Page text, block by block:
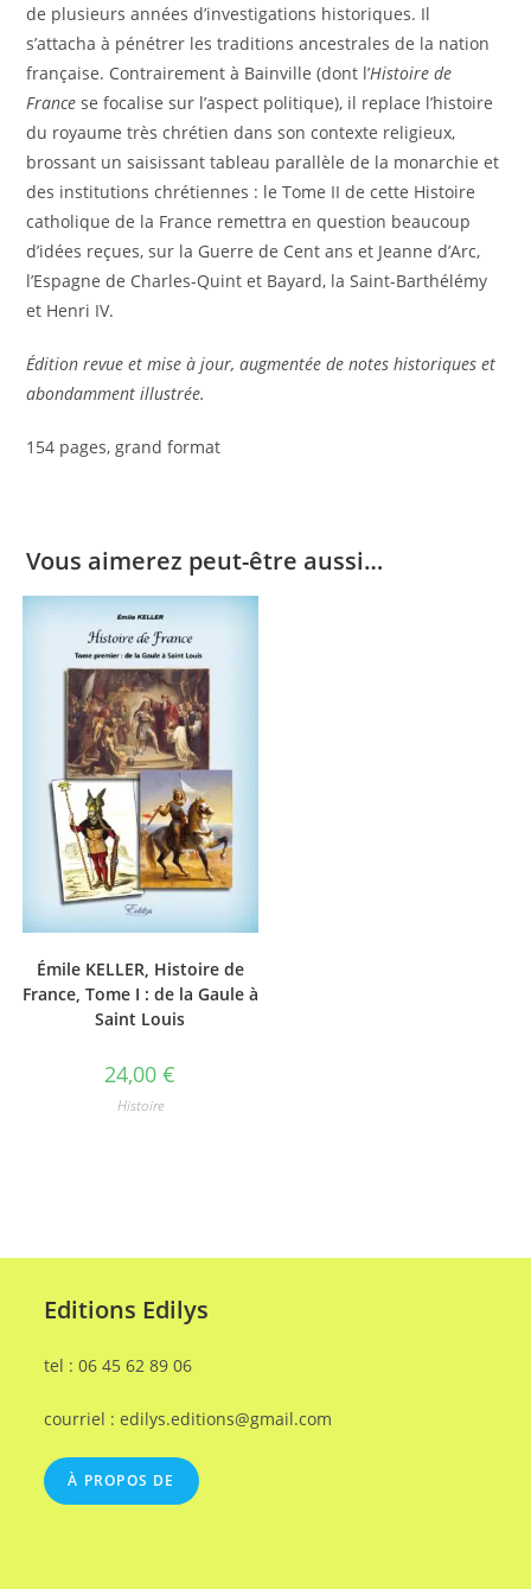
de plusieurs années d’investigations historiques. Il
s’attacha à pénétrer les traditions ancestrales de la nation
française. Contrairement à Bainville (dont l’Histoire de
France se focalise sur l’aspect politique), il replace l’histoire
du royaume très chrétien dans son contexte religieux,
brossant un saisissant tableau parallèle de la monarchie et
des institutions chrétiennes : le Tome II de cette Histoire
catholique de la France remettra en question beaucoup
d’idées reçues, sur la Guerre de Cent ans et Jeanne d’Arc,
l’Espagne de Charles-Quint et Bayard, la Saint-Barthélémy
et Henri IV.
Édition revue et mise à jour, augmentée de notes historiques et
abondamment illustrée.
154 pages, grand format
Vous aimerez peut-être aussi…
Émile KELLER, Histoire de
France, Tome I : de la Gaule à
Saint Louis
24,00€
Histoire
Editions Edilys
tel : 06 45 62 89 06
courriel : edilys.editions@gmail.com
À PROPOS DE